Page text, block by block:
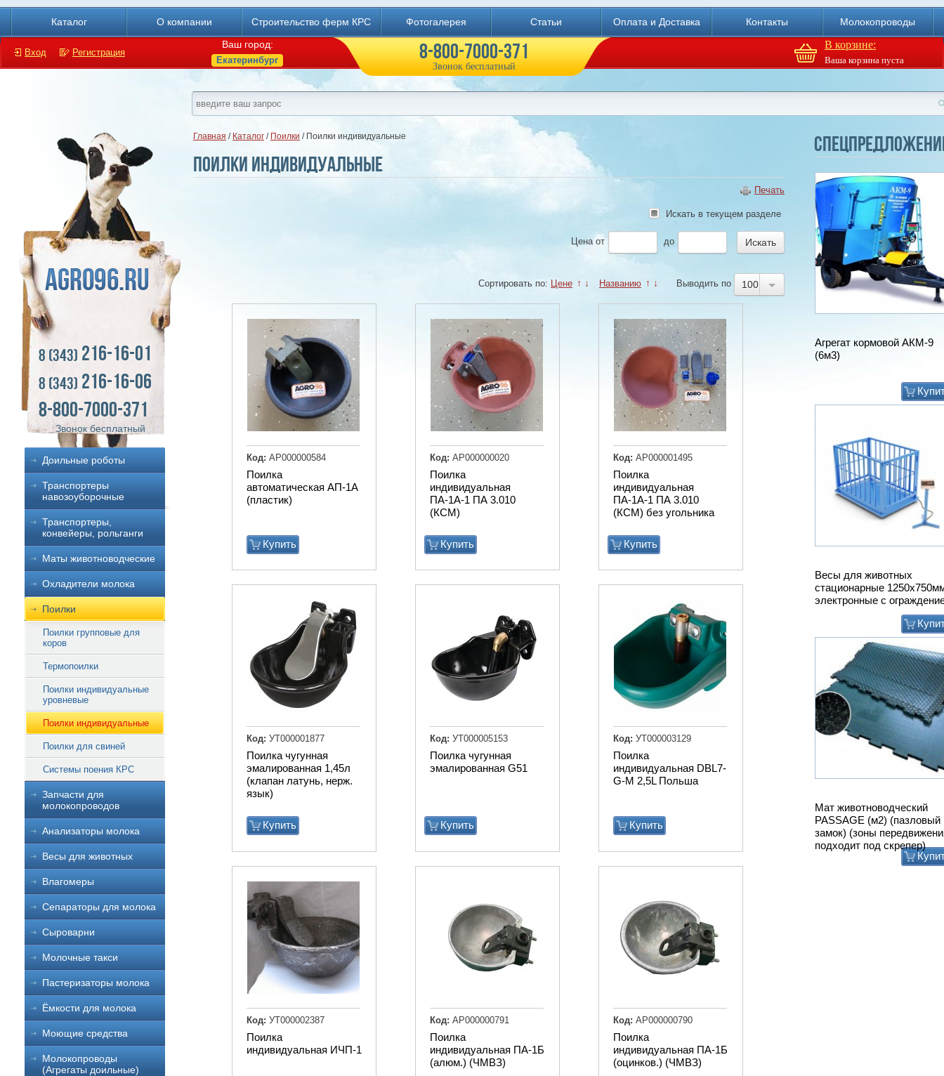
Каталог О компании Строительство ферм КРС Фотогалерея Статьи Оплата и Доставка Контакты Молокопроводы
Вход Регистрация
Ваш город:
Екатеринбург
В корзине:
Ваша корзина пуста
8-800-7000-371
Звонок бесплатный
8 (343) 216-16-01
8 (343) 216-16-06
8-800-7000-371
Звонок бесплатный
Доильные роботы
Транспортеры
навозоуборочные
Транспортеры,
конвейеры, рольганги
Маты животноводческие
Охладители молока
Поилки
Поилки групповые для
коров
Термопоилки
Поилки индивидуальные
уровневые
Поилки индивидуальные
Поилки для свиней
Системы поения КРС
Запчасти для
молокопроводов
Анализаторы молока
Весы для животных
Влагомеры
Сепараторы для молока
Сыроварни
Молочные такси
Пастеризаторы молока
Ёмкости для молока
Моющие средства
Молокопроводы
(Агрегаты доильные)
Весы для животных
стационарные
Мат животноводческий
PASSAGE (м2) (пазловый
замок) (зоны
подходит под скрепер)
Привод ТСН.00.760 без
дв.
Главная / Каталог / Поилки / Поилки индивидуальные
Поилки индивидуальные
Печать
Искать в текущем разделе
Ценаот до
Сортировать по: Цене ↑ ↓ Названию ↑ ↓ Выводить по 100
Поилка
автоматическая АП-1А
(пластик)
Купить
Код: АР000000584
Поилка
индивидуальная
ПА-1А-1 ПА 3.010
(КСМ)
Купить
Код: АР000000020
Поилка
индивидуальная
ПА-1А-1 ПА 3.010
(КСМ) без угольника
Купить
Код: АР000001495
Поилка чугунная
эмалированная 1,45л
(клапан латунь, нерж.
язык)
Купить
Код: УТ000001877
Поилка чугунная
эмалированная G51
Купить
Код: УТ000005153
Поилка
индивидуальная DBL7-
G-M 2,5L Польша
Купить
Код: УТ000003129
Поилка
индивидуальная ИЧП-1
Код: УТ000002387
Поилка
индивидуальная ПА-1Б
(алюм.) (ЧМВЗ)
Код: АР000000791
Поилка
индивидуальная ПА-1Б
(оцинков.) (ЧМВЗ)
Код: АР000000790